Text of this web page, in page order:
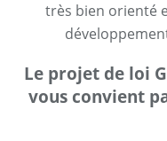
très bien orienté
Le projet de loi
vous convient